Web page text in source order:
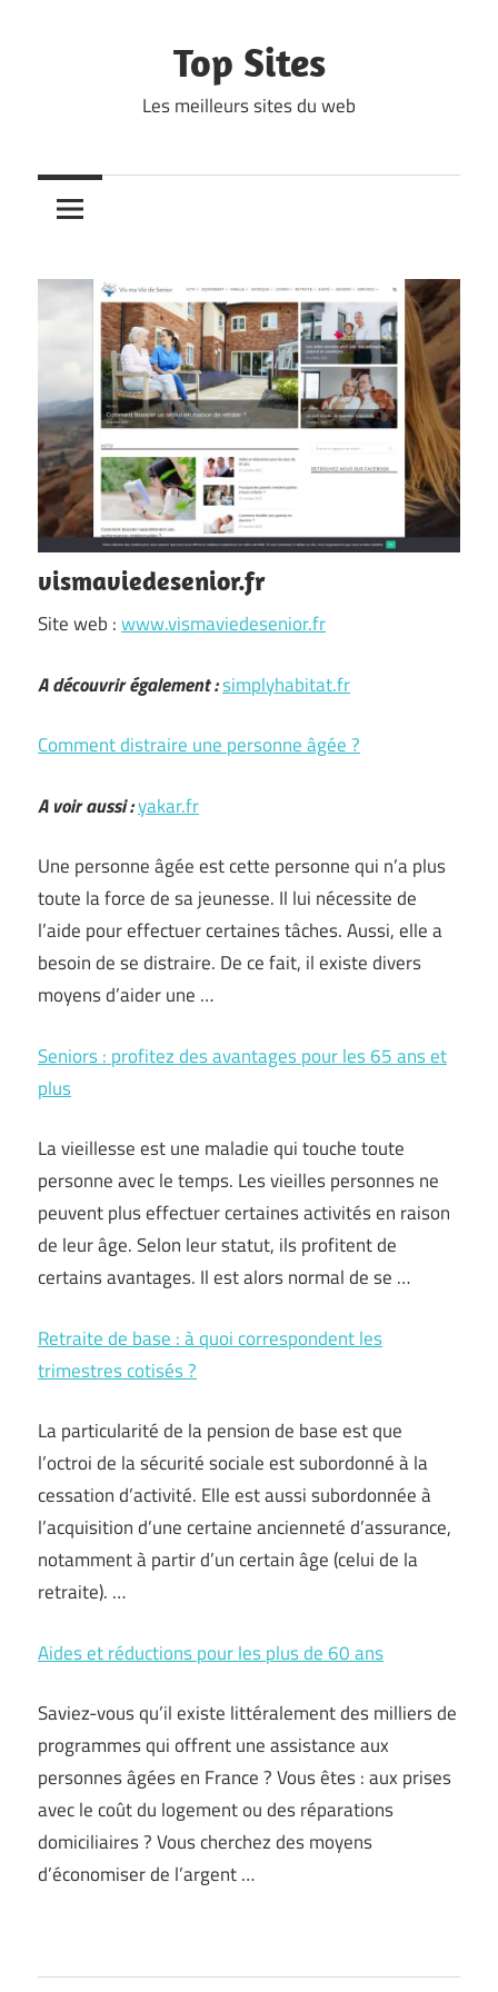
Top Sites
Les meilleurs sites du web
vismaviedesenior.fr
Site web :www.vismaviedesenior.fr
A découvrir également :simplyhabitat.fr
Comment distraire une personne âgée ?
A voir aussi :yakar.fr
Une personne âgée est cette personne qui n’a plus
toute la force de sa jeunesse. Il lui nécessite de
l’aide pour effectuer certaines tâches. Aussi, elle a
besoin de se distraire. De ce fait, il existe divers
moyens d’aider une …
Seniors : profitez des avantages pour les 65 ans et
plus
La vieillesse est une maladie qui touche toute
personne avec le temps. Les vieilles personnes ne
peuvent plus effectuer certaines activités en raison
de leur âge. Selon leur statut, ils profitent de
certains avantages. Il est alors normal de se …
Retraite de base : à quoi correspondent les
trimestres cotisés ?
La particularité de la pension de base est que
l’octroi de la sécurité sociale est subordonné à la
cessation d’activité. Elle est aussi subordonnée à
l’acquisition d’une certaine ancienneté d’assurance,
notamment à partir d’un certain âge (celui de la
retraite). …
Aides et réductions pour les plus de 60 ans
Saviez-vous qu’il existe littéralement des milliers de
programmes qui offrent une assistance aux
personnes âgées en France ? Vous êtes : aux prises
avec le coût du logement ou des réparations
domiciliaires ? Vous cherchez des moyens
d’économiser de l’argent …